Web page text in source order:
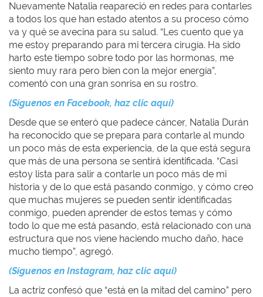
Nuevamente Natalia reapareció en redes para contarles
a todos los que han estado atentos a su proceso cómo
va y qué se avecina para su salud. “Les cuento que ya
me estoy preparando para mi tercera cirugía. Ha sido
harto este tiempo sobre todo por las hormonas, me
siento muy rara pero bien con la mejor energía”,
comentó con una gran sonrisa en su rostro.
(Síguenos en Facebook, haz clic aquí)
Desde que se enteró que padece cáncer, Natalia Durán
ha reconocido que se prepara para contarle al mundo
un poco más de esta experiencia, de la que está segura
que más de una persona se sentirá identificada. “Casi
estoy lista para salir a contarle un poco más de mi
historia y de lo que está pasando conmigo, y cómo creo
que muchas mujeres se pueden sentir identificadas
conmigo, pueden aprender de estos temas y cómo
todo lo que me está pasando, está relacionado con una
estructura que nos viene haciendo mucho daño, hace
mucho tiempo”, agregó.
(Síguenos en Instagram, haz clic aquí)
La actriz confesó que “está en la mitad del camino” pero